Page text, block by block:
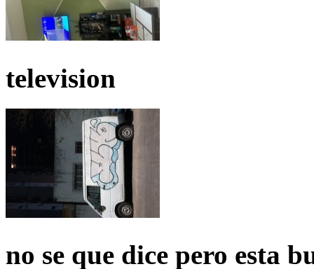
television
no se que dice pero esta